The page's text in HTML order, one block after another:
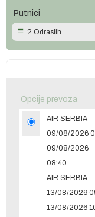
Putnici
2 Odraslih
Opcije prevoza
AIR SERBIA
09/08/2026
09/08/2026
08:40
AIR SERBIA
13/08/2026
13/08/2026